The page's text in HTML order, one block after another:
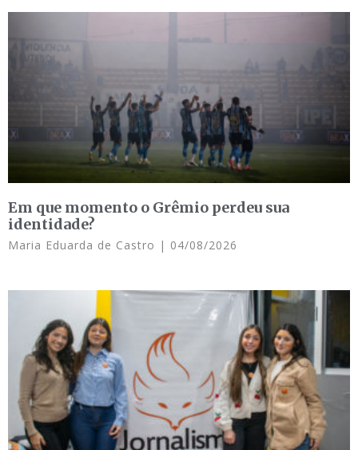
Em que momento o Grêmio perdeu sua
identidade?
Maria Eduarda de Castro 04/08/2026